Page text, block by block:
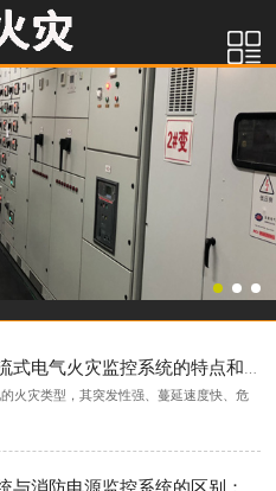
火灾类型，其突发性强、蔓延速度快、危